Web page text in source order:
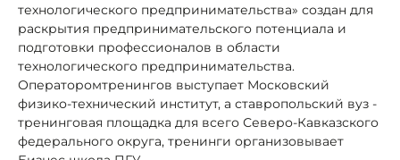
технологического предпринимательства» создан для
раскрытия предпринимательского потенциала и
подготовки профессионалов в области
технологического предпринимательства.
Операторомтренингов выступает Московский
физико-технический институт, а ставропольский вуз -
тренинговая площадка для всего Северо-Кавказского
федерального округа, тренинги организовывает